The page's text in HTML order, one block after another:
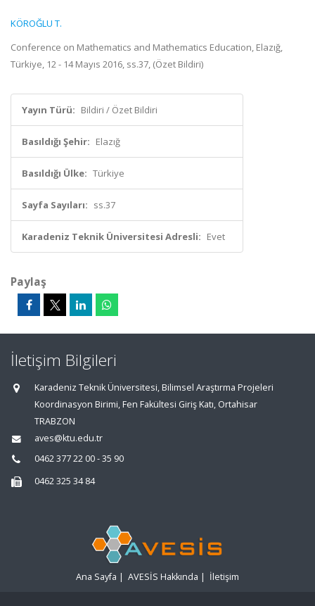
KÖROĞLU T.
Conference on Mathematics and Mathematics Education, Elazığ,
Türkiye, 12 - 14 Mayıs 2016, ss.37, (Özet Bildiri)
Yayın Türü: Bildiri / Özet Bildiri
Basıldığı Şehir: Elazığ
Basıldığı Ülke: Türkiye
Sayfa Sayıları: ss.37
Karadeniz Teknik Üniversitesi Adresli: Evet
Paylaş
İletişim Bilgileri
Karadeniz Teknik Üniversitesi, Bilimsel Araştırma Projeleri
Koordinasyon Birimi, Fen Fakültesi Giriş Katı, Ortahisar
TRABZON
aves@ktu.edu.tr
0462 377 22 00 - 35 90
0462 325 34 84
Ana Sayfa | AVESİS Hakkında | İletişim